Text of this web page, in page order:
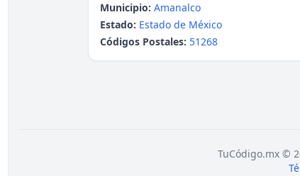
Municipio: Amanalco
Estado: Estado de México
Códigos Postales: 51268
TuCódigo.mx ©